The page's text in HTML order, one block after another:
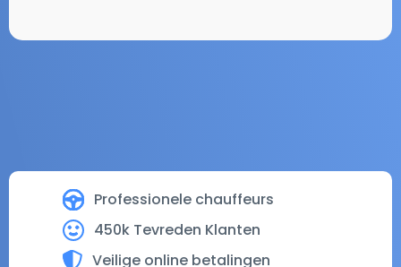
Professionele chauffeurs
450k Tevreden Klanten
Veilige online betalingen